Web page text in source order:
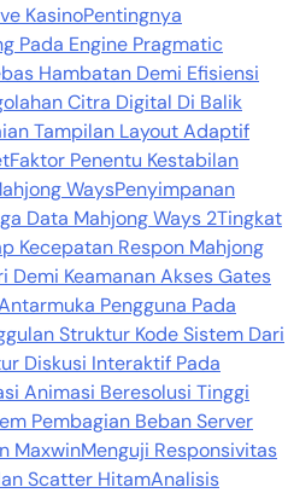
KasinoPentingnya
Pada Engine Pragmatic
Hambatan Demi Efisiensi
Citra Digital Di Balik
Tampilan Layout Adaptif
Faktor Penentu Kestabilan
WaysPenyimpanan
Data Mahjong Ways 2Tingkat
Kecepatan Respon Mahjong
Demi Keamanan Akses Gates
Pengguna Pada
Struktur Kode Sistem Dari
Diskusi Interaktif Pada
Animasi Beresolusi Tinggi
Pembagian Beban Server
MaxwinMenguji Responsivitas
Scatter HitamAnalisis